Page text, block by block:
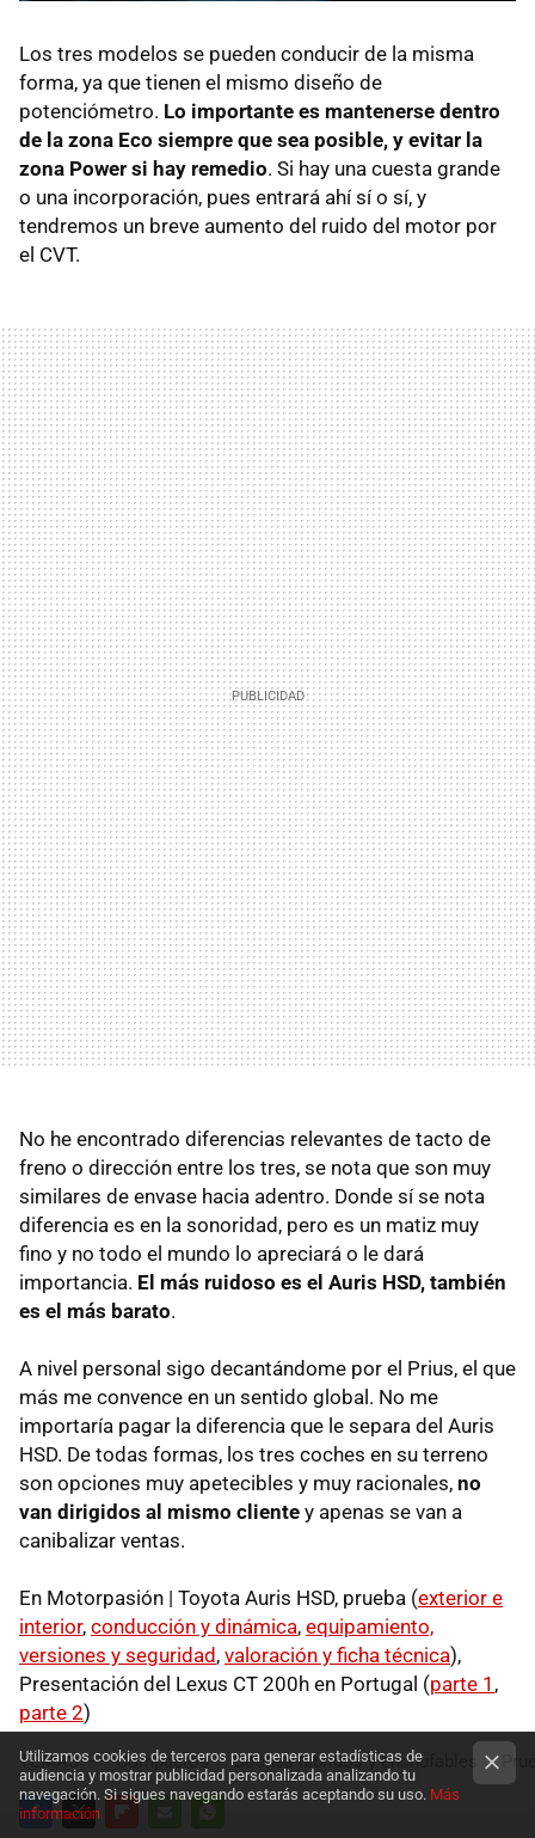
Los tres modelos se pueden conducir de la misma
forma, ya que tienen el mismo diseño de
potenciómetro. Lo importante es mantenerse dentro
de la zona Eco siempre que sea posible, y evitar la
zona Power si hay remedio. Si hay una cuesta grande
o una incorporación, pues entrará ahí sí o sí, y
tendremos un breve aumento del ruido del motor por
el CVT.
No he encontrado diferencias relevantes de tacto de
freno o dirección entre los tres, se nota que son muy
similares de envase hacia adentro. Donde sí se nota
diferencia es en la sonoridad, pero es un matiz muy
fino y no todo el mundo lo apreciará o le dará
importancia. El más ruidoso es el Auris HSD, también
es el más barato.
A nivel personal sigo decantándome por el Prius, el que
más me convence en un sentido global. No me
importaría pagar la diferencia que le separa del Auris
HSD. De todas formas, los tres coches en su terreno
son opciones muy apetecibles y muy racionales, no
van dirigidos al mismo cliente y apenas se van a
canibalizar ventas.
En Motorpasión | Toyota Auris HSD, prueba (exterior e
interior, conducción y dinámica, equipamiento,
versiones y seguridad , valoración y ficha técnica),
Presentación del Lexus CT 200h en Portugal (parte 1 ,
parte 2)
TEMAS Compactos Coches híbridos y enchufables
Utilizamos cookies de terceros para generar estadísticas de
audiencia y mostrar publicidad personalizada analizando tu
navegación. Si sigues navegando estarás aceptando su uso. Más
información